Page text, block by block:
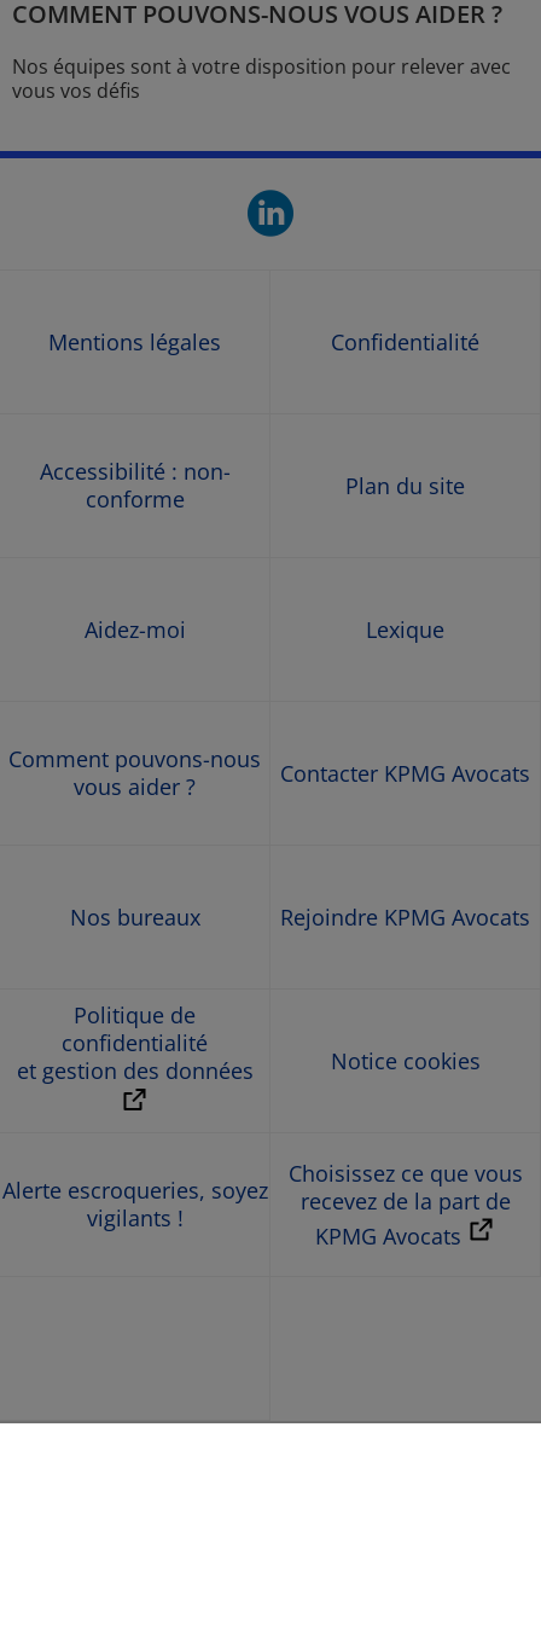
COMMENT POUVONS-NOUS VOUS AIDER ?
Nos équipes sont à votre disposition pour relever avec
vous vos défis
linkedin.
Mentions légales Confidentialité
Accessibilité : non-
conforme
Plan du site
Aidez-moi Lexique
Comment pouvons-nous
vous aider ?
Contacter KPMG Avocats
Nos bureaux Rejoindre KPMG Avocats
Politique de
confidentialité
et gestion des données
Notice cookies
Alerte escroqueries, soyez
vigilants !
Choisissez ce que vous
recevez de la part de
KPMG Avocats